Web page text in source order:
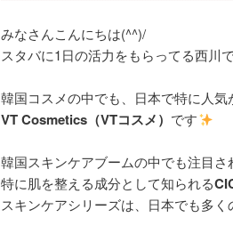
みなさんこんにちは(^^)/
スタバに1日の活力をもらってる西川
韓国コスメの中でも、日本で特に人
VT Cosmetics （VTコスメ） です
韓国スキンケアブームの中でも注目さ
特に肌を整える成分として知られる
スキンケアシリーズは、日本でも多